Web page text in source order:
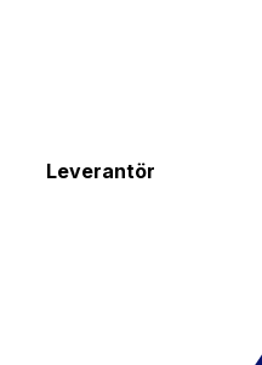
Leverantör